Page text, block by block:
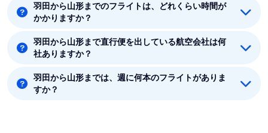
羽田から山形までの最安値はJAL(日本航空)の10460円
です。
羽田から山形までのフライトは、どれくらい時間が
かかりますか？
羽田から山形まで平均フライト時間は約55分です。
羽田から山形まで直行便を出している航空会社は何
社ありますか？
羽田から山形まで直行便を出している航空会社は1社あ
ります。
羽田から山形までは、週に何本のフライトがありま
すか？